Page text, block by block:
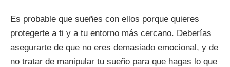
Es probable que sueñes con ellos porque quieres
protegerte a ti y a tu entorno más cercano. Deberías
asegurarte de que no eres demasiado emocional, y de
no tratar de manipular tu sueño para que hagas lo que